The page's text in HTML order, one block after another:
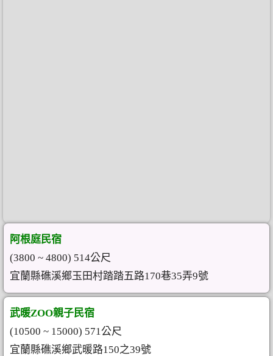
阿根庭民宿
(3800 ~ 4800) 514公尺
宜蘭縣礁溪鄉玉田村踏踏五路170巷35弄9號
武暖ZOO親子民宿
(10500 ~ 15000) 571公尺
宜蘭縣礁溪鄉武暖路150之39號